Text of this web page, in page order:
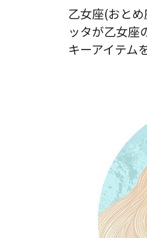
乙女座(おと
ッタが乙女座
キーアイテム